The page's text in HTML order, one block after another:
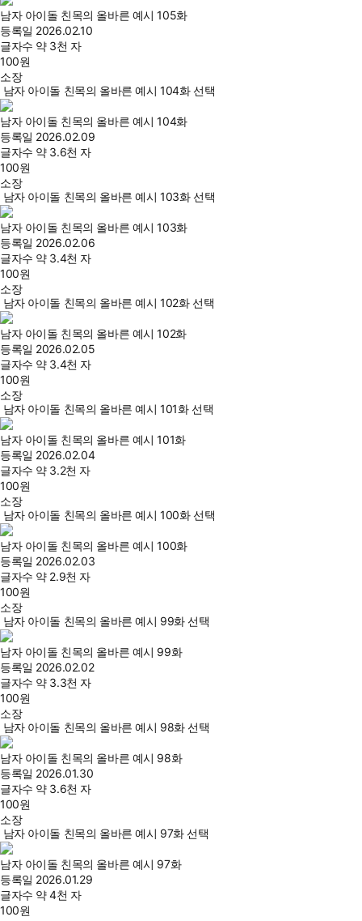
남자 아이돌 친목의 올바른 예시 105화
등록일 2026.02.10
글자수 약 3천 자
100원
소장
남자 아이돌 친목의 올바른 예시 104화 선택
남자 아이돌 친목의 올바른 예시 104화
등록일 2026.02.09
글자수 약 3.6천 자
100원
소장
남자 아이돌 친목의 올바른 예시 103화 선택
남자 아이돌 친목의 올바른 예시 103화
등록일 2026.02.06
글자수 약 3.4천 자
100원
소장
남자 아이돌 친목의 올바른 예시 102화 선택
남자 아이돌 친목의 올바른 예시 102화
등록일 2026.02.05
글자수 약 3.4천 자
100원
소장
남자 아이돌 친목의 올바른 예시 101화 선택
남자 아이돌 친목의 올바른 예시 101화
등록일 2026.02.04
글자수 약 3.2천 자
100원
소장
남자 아이돌 친목의 올바른 예시 100화 선택
남자 아이돌 친목의 올바른 예시 100화
등록일 2026.02.03
글자수 약 2.9천 자
100원
소장
남자 아이돌 친목의 올바른 예시 99화 선택
남자 아이돌 친목의 올바른 예시 99화
등록일 2026.02.02
글자수 약 3.3천 자
100원
소장
남자 아이돌 친목의 올바른 예시 98화 선택
남자 아이돌 친목의 올바른 예시 98화
등록일 2026.01.30
글자수 약 3.6천 자
100원
소장
남자 아이돌 친목의 올바른 예시 97화 선택
남자 아이돌 친목의 올바른 예시 97화
등록일 2026.01.29
글자수 약 4천 자
100원